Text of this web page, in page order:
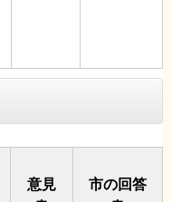
意見
市の回答